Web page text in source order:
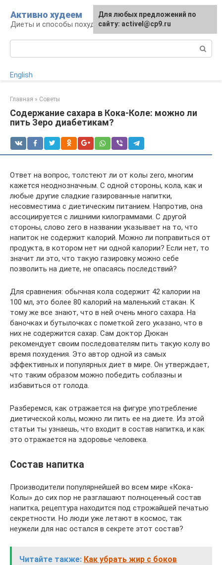
контенту
Активно худеем
Диеты и способы похудения
English
Главная » Советы
Содержание сахара в Кока-Коле: можно ли
пить Зеро диабетикам?
Ответ на вопрос, толстеют ли от колы zero, многим
кажется неоднозначным. С одной стороны, кола, как и
любые другие сладкие газированные напитки,
несовместима с диетическим питанием. Напротив, она
ассоциируется с лишними килограммами. С другой
стороны, слово zero в названии указывает на то, что
напиток не содержит калорий. Можно ли поправиться от
продукта, в котором нет ни одной калории? Если нет, то
значит ли это, что такую газировку можно себе
позволить на диете, не опасаясь последствий?
Для сравнения: обычная кола содержит 42 калории на
100 мл, это более 80 калорий на маленький стакан. К
тому же все знают, что в ней очень много сахара. На
баночках и бутылочках с пометкой zero указано, что в
них не содержится сахар. Сам доктор Дюкан
рекомендует своим последователям пить такую колу во
время похудения. Это автор одной из самых
эффективных и популярных диет в мире. Он утверждает,
что таким образом можно победить соблазны и
избавиться от голода.
Разберемся, как отражается на фигуре употребление
диетической колы, можно ли пить ее на диете. Из этой
статьи ты узнаешь, что входит в состав напитка, и как
это отражается на здоровье человека.
Состав напитка
Производители популярнейшей во всем мире «Кока-
Колы» до сих пор не разглашают полноценный состав
напитка, рецептура находится под строжайшей печатью
секретности. Но люди уже летают в космос, так
неужели для нас остался в секрете этот состав?
Читайте также: Как убрать жир с боков
Для любых предложений по
сайту: activel@cp9.ru